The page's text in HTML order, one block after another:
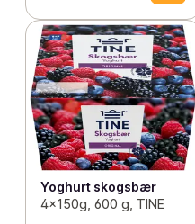
Yoghurt skogsbær
4x150g, 600 g, TINE